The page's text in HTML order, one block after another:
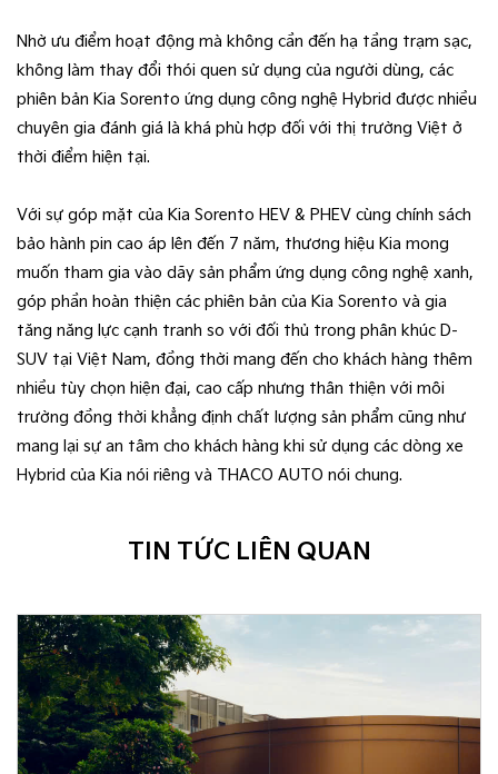
Nhờ ưu điểm hoạt động mà không cần đến hạ tầng trạm sạc,
không làm thay đổi thói quen sử dụng của người dùng, các
phiên bản Kia Sorento ứng dụng công nghệ Hybrid được nhiều
chuyên gia đánh giá là khá phù hợp đối với thị trường Việt ở
thời điểm hiện tại.
Với sự góp mặt của Kia Sorento HEV & PHEV cùng chính sách
bảo hành pin cao áp lên đến 7 năm, thương hiệu Kia mong
muốn tham gia vào dãy sản phẩm ứng dụng công nghệ xanh,
góp phần hoàn thiện các phiên bản của Kia Sorento và gia
tăng năng lực cạnh tranh so với đối thủ trong phân khúc D-
SUV tại Việt Nam, đồng thời mang đến cho khách hàng thêm
nhiều tùy chọn hiện đại, cao cấp nhưng thân thiện với môi
trường đồng thời khẳng định chất lượng sản phẩm cũng như
mang lại sự an tâm cho khách hàng khi sử dụng các dòng xe
Hybrid của Kia nói riêng và THACO AUTO nói chung.
TIN TỨC LIÊN QUAN